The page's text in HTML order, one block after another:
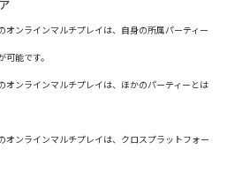
ンラインマルチプレイは、自身の所属パーティー
能です。
ンラインマルチプレイは、ほかのパーティーとは
ンラインマルチプレイは、クロスプラットフォー